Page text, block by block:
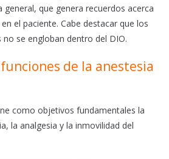
que genera recuerdos acerca
el paciente. Cabe destacar que los
se engloban dentro del DIO.
de la anestesia
como objetivos fundamentales la
la analgesia y la inmovilidad del